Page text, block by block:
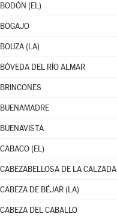
BODÓN (EL)
BOGAJO
BOUZA (LA)
BÓVEDA DEL RÍO ALMAR
BRINCONES
BUENAMADRE
BUENAVISTA
CABACO (EL)
CABEZABELLOSA DE LA CALZADA
CABEZA DE BÉJAR (LA)
CABEZA DEL CABALLO